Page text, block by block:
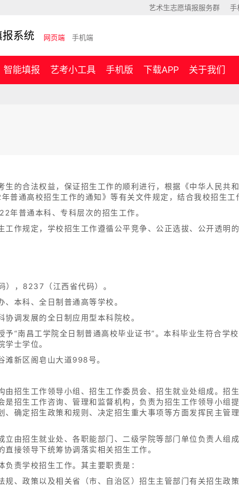
艺术生志愿填报服务群 手
系统 网页端 手机端
智能填报 艺考小工具 手机版 下载APP 关于我们
生的合法权益，保证招生工作的顺利进行，根据《中华人民共
普通高校招生工作的通知》等有关文件规定，结合我校招生工
年普通本科、专科层次的招生工作。
工作规定，学校招生工作遵循公平竞争、公正选拔、公开透明
），8237（江西省代码）。
本科、全日制普通高等学校。
调发展的全日制应用型本科院校。
予“南昌工学院全日制普通高校毕业证书”。本科毕业生符合学
士学位。
滩新区阁皂山大道998号。
由招生工作领导小组、招生工作委员会、招生就业处组成。招
是招生工作咨询、管理和监督机构，负责为招生工作领导小组
、确定招生政策和规则、决定招生重大事项等方面发挥民主管
立由招生就业处、各职能部门、二级学院等部门单位负责人组
接领导下统筹协调落实相关招生工作。
责学校招生工作。其主要职责是：
规、政策以及相关省（市、自治区）招生主管部门有关招生政